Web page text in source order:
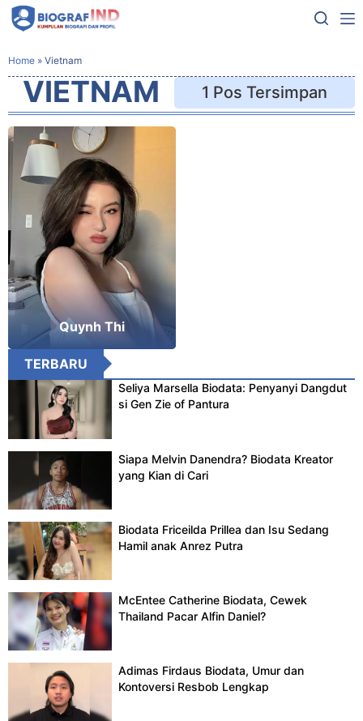
Home » Vietnam
VIETNAM 1 Pos Tersimpan
Quynh Thi
TERBARU
Seliya Marsella Biodata: Penyanyi Dangdut
si Gen Zie of Pantura
Siapa Melvin Danendra? Biodata Kreator
yang Kian di Cari
Biodata Friceilda Prillea dan Isu Sedang
Hamil anak Anrez Putra
McEntee Catherine Biodata, Cewek
Thailand Pacar Alfin Daniel?
Adimas Firdaus Biodata, Umur dan
Kontoversi Resbob Lengkap